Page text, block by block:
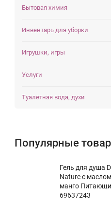
Бытовая химия
Инвентарь для уборки
Игрушки, игры
Услуги
Туалетная вода, духи
Популярные
Гель для душа
Nature с
манго
69637243